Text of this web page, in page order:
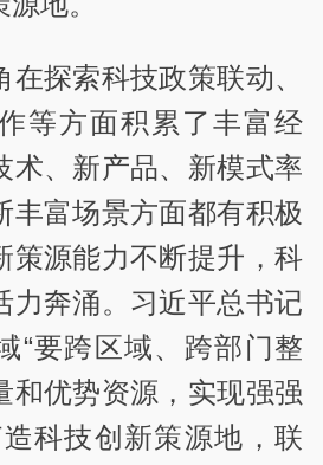
探索科技政策联动、
等方面积累了丰富经
术、新产品、新模式率
丰富场景方面都有积极
策源能力不断提升，科
力奔涌。习近平总书记
“要跨区域、跨部门整
和优势资源，实现强强
科技创新策源地，联